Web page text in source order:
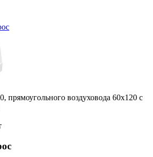
прямоугольного воздуховода 60х120 с